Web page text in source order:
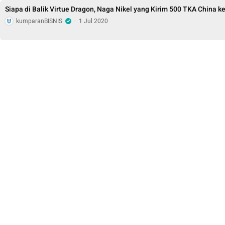
Siapa di Balik Virtue Dragon, Naga Nikel yang Kirim 500 TKA China
kumparanBISNIS · 1 Jul 2020